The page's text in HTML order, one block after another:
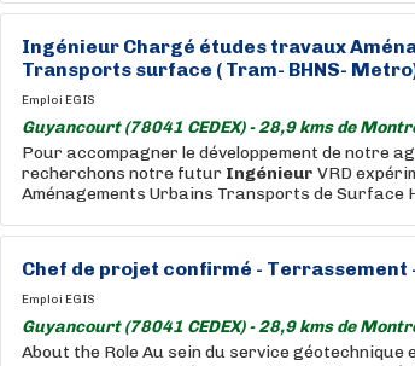
Ingénieur Chargé études travaux
Transports surface ( Tram- BHNS-
Emploi EGIS
Guyancourt (78041 CEDEX) - 28,9 kms de
Pour accompagner le développement de notre
recherchons notre futur Ingénieur VRD
Aménagements Urbains Transports de Surface
Chef de projet confirmé - Terrassement
Emploi EGIS
Guyancourt (78041 CEDEX) - 28,9 kms de
About the Role Au sein du service